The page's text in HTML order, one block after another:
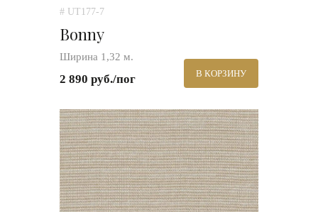
# UT177-7
Bonny
Ширина 1,32 м.
2 890 руб./пог В КОРЗИНУ